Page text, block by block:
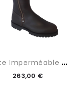
B
Otte Imperméable Marron
263,00 €